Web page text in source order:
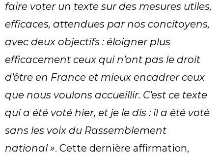
faire voter un texte sur des mesures utiles,
efficaces, attendues par nos concitoyens,
avec deux objectifs : éloigner plus
efficacement ceux qui n’ont pas le droit
d’être en France et mieux encadrer ceux
que nous voulons accueillir. C’est ce texte
qui a été voté hier, et je le dis : il a été voté
sans les voix du Rassemblement
national ». Cette dernière affirmation,